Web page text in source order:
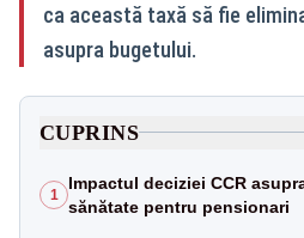
ca această taxă să fie
asupra bugetului.
CUPRINS
1
Impactul deciziei CCR
sănătate pentru pensionari